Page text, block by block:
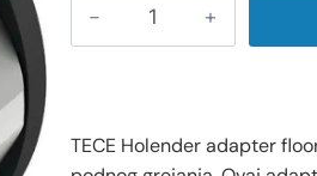
TECE Holender adapter